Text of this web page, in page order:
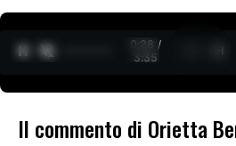
0:29 /
3:35
Il commento di Orietta